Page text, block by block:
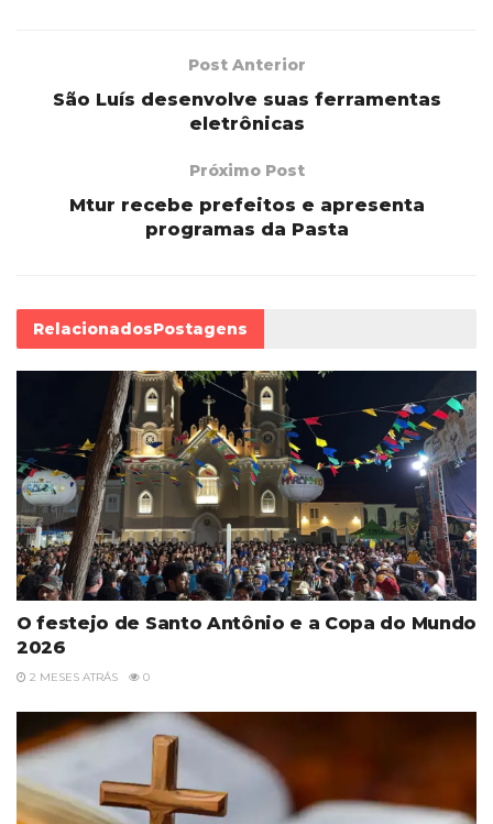
Post Anterior
São Luís desenvolve suas ferramentas
eletrônicas
Próximo Post
Mtur recebe prefeitos e apresenta
programas da Pasta
RelacionadosPostagens
O festejo de Santo Antônio e a Copa do Mundo
2026
2 MESES ATRÁS 0